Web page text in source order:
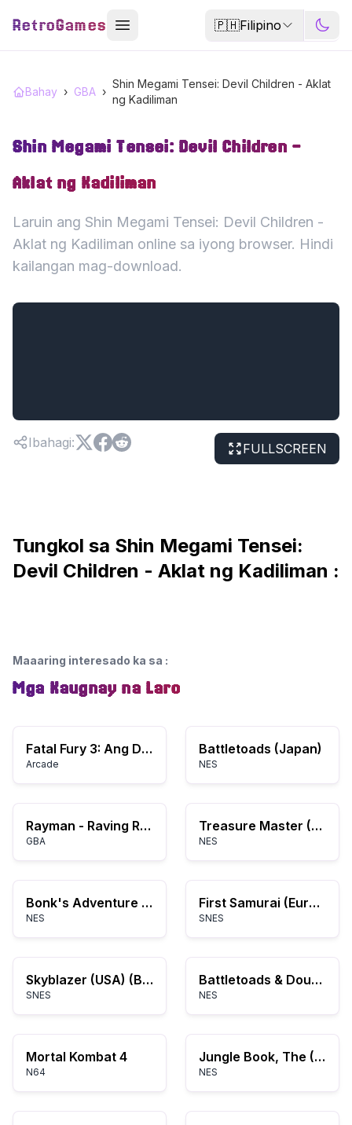
RetroGames 🇵🇭Filipino
Bahay › GBA ›
Shin Megami Tensei: Devil Children - Aklat
ng Kadiliman
Shin Megami Tensei: Devil Children -
Aklat ng Kadiliman
Laruin ang Shin Megami Tensei: Devil Children -
Aklat ng Kadiliman online sa iyong browser. Hindi
kailangan mag-download.
Ibahagi: FULLSCREEN
Tungkol sa Shin Megami Tensei:
Devil Children - Aklat ng Kadiliman :
Maaaring interesado ka sa :
Mga Kaugnay na Laro
Fatal Fury 3: Ang Daan Patungo sa Huling Tagumpay
Arcade
Battletoads (Japan)
NES
Rayman - Raving Rabbids (U)(Rising Sun)
GBA
Treasure Master (USA)
NES
Bonk's Adventure (USA)
NES
First Samurai (Europe)
SNES
Skyblazer (USA) (Beta1)
SNES
Battletoads & Double Dragon
NES
Mortal Kombat 4
N64
Jungle Book, The (Europe)
NES